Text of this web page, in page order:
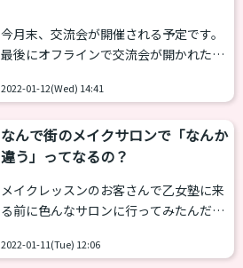
の人はもっと先に進んでいるのではない
か？」 不安になりますよね。 もちろん
個々人でスピードは違います。しかし、
そもそもメイク、ボイス、それ以外でも
物事には成長曲線というものがありま
す。 メイクレッスンの成長...
今月末、交流会が開催される予定です。
最後にオフラインで交流会が開かれたの
催ができませんでした。 その間に新しい
参加してみたいけれどよくわからない、
怖いと思う方もいるかもしれません。 今
交流会とは？ 乙女塾の生徒さん同士で集
まって情報交換や共有、お友達を作ろう
といった企画です。 この日は乙女塾スタ
ッフ、またゲストが登場することも多い
2022-01-12(Wed) 14:41
なんで街のメイクサロンで「なんか
違う」ってなるの？
メイクレッスンのお客さんで乙女塾に来
る前に色んなサロンに行ってみたんだけ
ます。 決してそれらのサロンが悪いとか
2022-01-11(Tue) 12:06